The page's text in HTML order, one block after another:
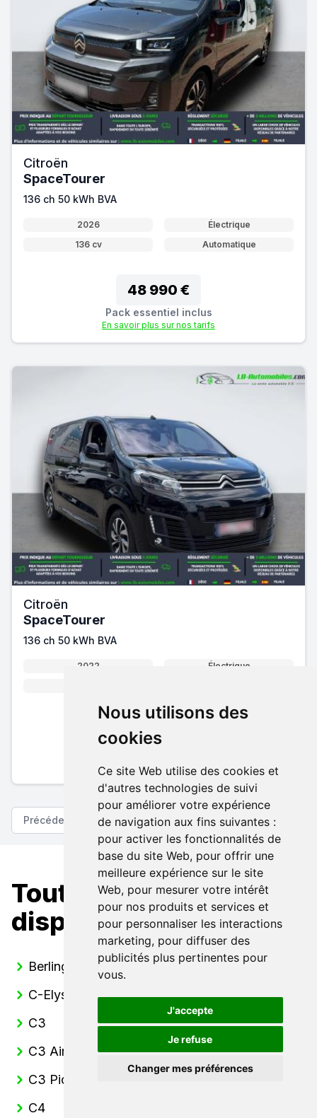
Nous utilisons des
cookies
Ce site Web utilise des cookies et
d'autres technologies de suivi
pour améliorer votre expérience
de navigation aux fins suivantes :
pour activer les fonctionnalités de
base du site Web, pour offrir une
meilleure expérience sur le site
Web, pour mesurer votre intérêt
pour nos produits et services et
pour personnaliser les interactions
marketing, pour diffuser des
publicités plus pertinentes pour
vous.
J'accepte
Je refuse
Changer mes préférences
Citroën
SpaceTourer
136 ch 50 kWh BVA
2026
Électrique
136 cv
Automatique
48 990 €
Pack essentiel inclus
En savoir plus sur nos tarifs
Citroën
SpaceTourer
136 ch 50 kWh BVA
2022
Électrique
28 990 €
En savoir plus sur nos tarifs
Précédent Suivant
Toutes nos Citroën
disponibles
Berlingo
C-Elysee
C3
C3 Aircross
C3 Picasso
C4